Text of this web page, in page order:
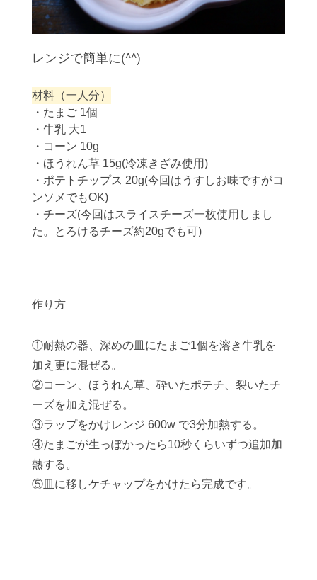
レンジで簡単に(^^)
材料（一人分）
・たまご 1個
・牛乳 大1
・コーン 10g
・ほうれん草 15g(冷凍きざみ使用)
・ポテトチップス 20g(今回はうすしお味ですがコ
ンソメでもOK)
・チーズ(今回はスライスチーズ一枚使用しまし
た。とろけるチーズ約20gでも可)
作り方
①耐熱の器、深めの皿にたまご1個を溶き牛乳を
加え更に混ぜる。
②コーン、ほうれん草、砕いたポテチ、裂いたチ
ーズを加え混ぜる。
③ラップをかけレンジ 600w で3分加熱する。
④たまごが生っぽかったら10秒くらいずつ追加加
熱する。
⑤皿に移しケチャップをかけたら完成です。